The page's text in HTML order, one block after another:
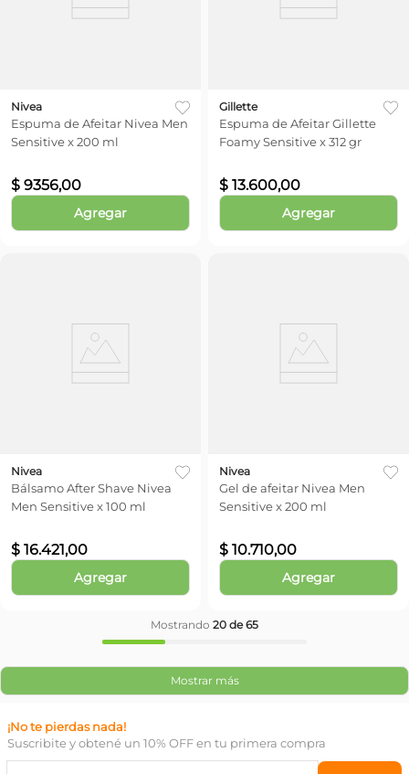
Nivea
Espuma de Afeitar Nivea Men
Sensitive x 200 ml
$ 9356,00
Agregar
Gillette
Espuma de Afeitar Gillette
Foamy Sensitive x 312 gr
$ 13.600,00
Agregar
Nivea
Bálsamo After Shave Nivea
Men Sensitive x 100 ml
$ 16.421,00
Agregar
Nivea
Gel de afeitar Nivea Men
Sensitive x 200 ml
$ 10.710,00
Agregar
Mostrando 20 de 65
Mostrar más
¡No te pierdas nada!
Suscribite y obtené un 10% OFF en tu primera compra